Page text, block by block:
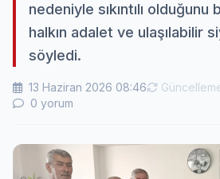
nedeniyle sıkıntılı olduğunu
halkın adalet ve ulaşılabilir
söyledi.
13 Haziran 2026 08:46
0 yorum